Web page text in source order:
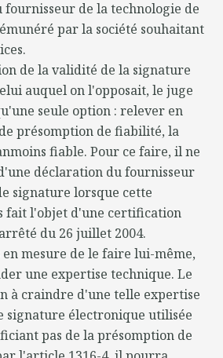
de la technologie de
par la société souhaitant
de la validité de la signature
auquel on l'opposait, le juge
seule option : relever en
présomption de fiabilité, la
fiable. Pour ce faire, il ne
déclaration du fournisseur
signature lorsque cette
fait l'objet d'une certification
du 26 juillet 2004.
en mesure de le faire lui-même,
une expertise technique. Le
à craindre d'une telle expertise
signature électronique utilisée
pas de la présomption de